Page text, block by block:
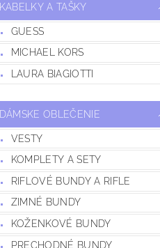
KABELKY A TAŠKY
GUESS
MICHAEL KORS
LAURA BIAGIOTTI
DÁMSKE OBLEČENIE
VESTY
KOMPLETY A SETY
RIFLOVÉ BUNDY A RIFLE
ZIMNÉ BUNDY
KOŽENKOVÉ BUNDY
PRECHODNÉ BUNDY